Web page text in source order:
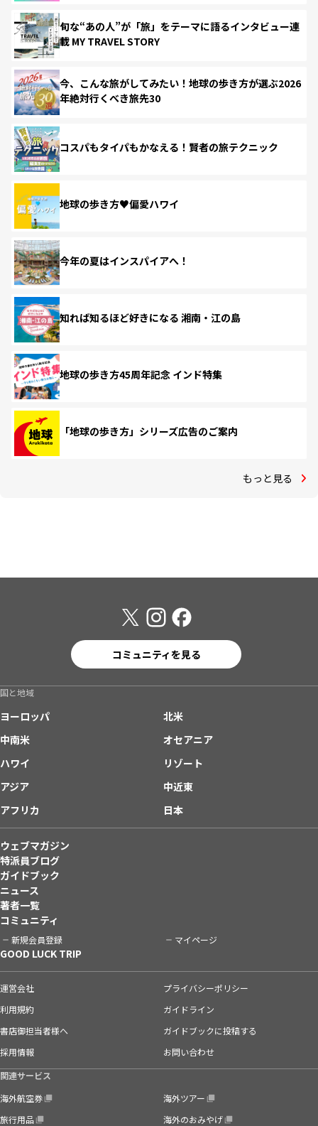
旬な“あの人”が「旅」をテーマに語るインタビュー連
載 MY TRAVEL STORY
今、こんな旅がしてみたい！地球の歩き方が選ぶ2026
年絶対行くべき旅先30
コスパもタイパもかなえる！賢者の旅テクニック
地球の歩き方♥偏愛ハワイ
今年の夏はインスパイアへ！
知れば知るほど好きになる 湘南・江の島
地球の歩き方45周年記念 インド特集
「地球の歩き方」シリーズ広告のご案内
もっと見る
コミュニティを見る
国と地域
ヨーロッパ
北米
中南米
オセアニア
ハワイ
リゾート
アジア
中近東
アフリカ
日本
ウェブマガジン
特派員ブログ
ガイドブック
ニュース
著者一覧
コミュニティ
新規会員登録 マイページ
GOOD LUCK TRIP
運営会社
プライバシーポリシー
利用規約
ガイドライン
書店御担当者様へ
ガイドブックに投稿する
採用情報
お問い合わせ
関連サービス
海外航空券
海外ツアー
旅行用品
海外のおみやげ